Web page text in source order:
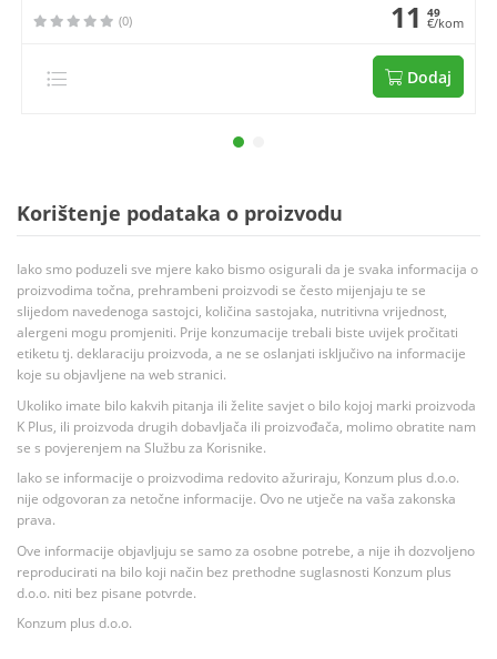
(0) 11 49
€/kom
Dodaj
Korištenje podataka o proizvodu
Iako smo poduzeli sve mjere kako bismo osigurali da je svaka informacija o
proizvodima točna, prehrambeni proizvodi se često mijenjaju te se
slijedom navedenoga sastojci, količina sastojaka, nutritivna vrijednost,
alergeni mogu promjeniti. Prije konzumacije trebali biste uvijek pročitati
etiketu tj. deklaraciju proizvoda, a ne se oslanjati isključivo na informacije
koje su objavljene na web stranici.
Ukoliko imate bilo kakvih pitanja ili želite savjet o bilo kojoj marki proizvoda
K Plus, ili proizvoda drugih dobavljača ili proizvođača, molimo obratite nam
se s povjerenjem na Službu za Korisnike.
Iako se informacije o proizvodima redovito ažuriraju, Konzum plus d.o.o.
nije odgovoran za netočne informacije. Ovo ne utječe na vaša zakonska
prava.
Ove informacije objavljuju se samo za osobne potrebe, a nije ih dozvoljeno
reproducirati na bilo koji način bez prethodne suglasnosti Konzum plus
d.o.o. niti bez pisane potvrde.
Konzum plus d.o.o.